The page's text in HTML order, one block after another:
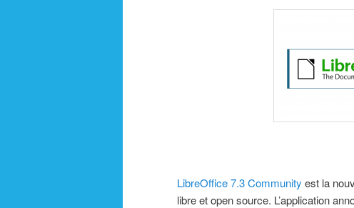
LibreOffice 7.3 Community est la
libre et open source. L’application